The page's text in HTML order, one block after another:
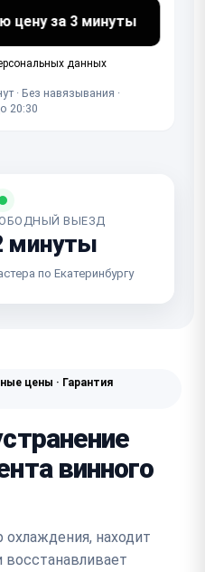
цену за 3 минуты
данных
· Без навязывания ·
20:30
ВЫЕЗД
минуты
по Екатеринбургу
цены · Гарантия
винного
находит
восстанавливает